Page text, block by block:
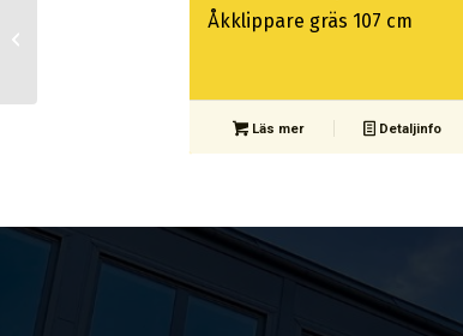
Åkklippare gräs 107 cm
Läs mer Detaljinfo